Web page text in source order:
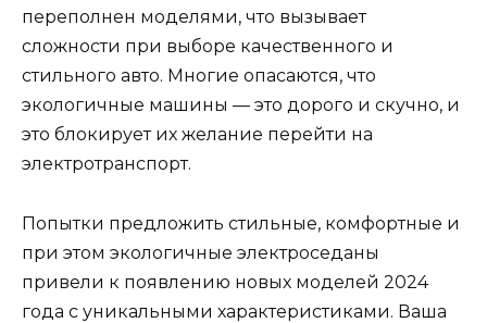
переполнен моделями, что вызывает
сложности при выборе качественного и
стильного авто. Многие опасаются, что
экологичные машины — это дорого и скучно, и
это блокирует их желание перейти на
электротранспорт.
Попытки предложить стильные, комфортные и
при этом экологичные электроседаны
привели к появлению новых моделей 2024
года с уникальными характеристиками. Ваша